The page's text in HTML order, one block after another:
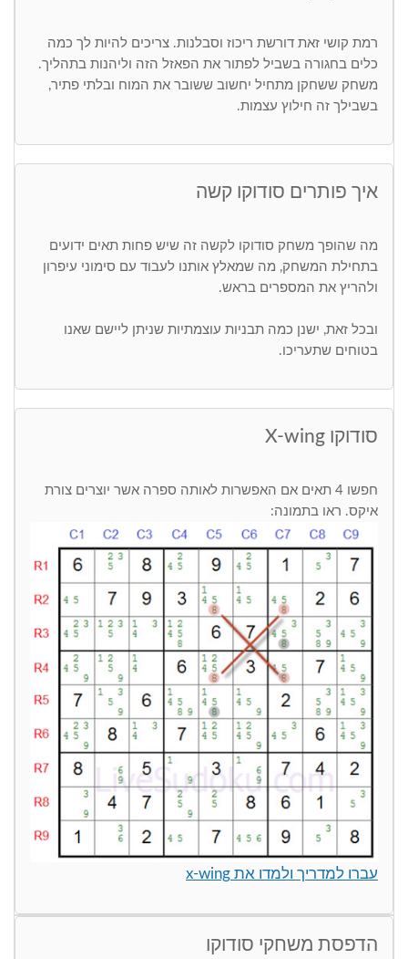
רמת קושי זאת דורשת ריכוז וסבלנות. צריכים להיות לך כמה
כלים בחגורה בשביל לפתור את הפאזל הזה וליהנות בתהליך.
משחק ששחקן מתחיל יחשוב ששובר את המוח ובלתי פתיר,
בשבילך זה חילוץ עצמות.
איך פותרים סודוקו קשה
מה שהופך משחק סודוקו לקשה זה שיש פחות תאים ידועים
בתחילת המשחק, מה שמאלץ אותנו לעבוד עם סימוני עיפרון
ולהריץ את המספרים בראש.
ובכל זאת, ישנן כמה תבניות עוצמתיות שניתן ליישם שאנו
בטוחים שתעריכו.
סודוקו X-wing
חפשו 4 תאים אם האפשרות לאותה ספרה אשר יוצרים צורת
איקס. ראו בתמונה:
עברו למדריך ולמדו את x-wing
הדפסת משחקי סודוקו